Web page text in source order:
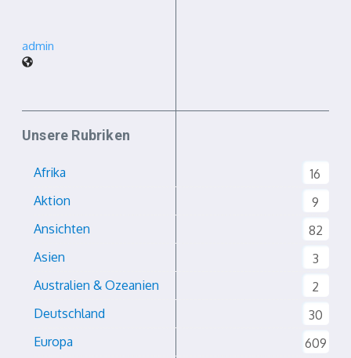
admin
Unsere Rubriken
Afrika
16
Aktion
9
Ansichten
82
Asien
3
Australien & Ozeanien
2
Deutschland
30
Europa
609